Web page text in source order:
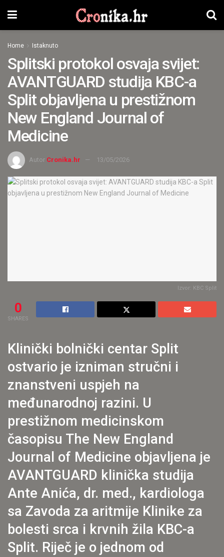
Home Istaknuto
Splitski protokol osvaja svijet:
AVANTGUARD studija KBC-a
Split objavljena u prestižnom
New England Journal of
Medicine
Autor Cronika.hr 13/05/2026
Izvor: KBC Split
0
SHARES
Klinički bolnički centar Split
ostvario je izniman stručni i
znanstveni uspjeh na
međunarodnoj razini. U
prestižnom medicinskom
časopisu The New England
Journal of Medicine objavljena je
AVANTGUARD klinička studija
Ante Anića, dr. med., kardiologa
sa Zavoda za aritmije Klinike za
bolesti srca i krvnih žila KBC-a
Split. Riječ je o jednom od